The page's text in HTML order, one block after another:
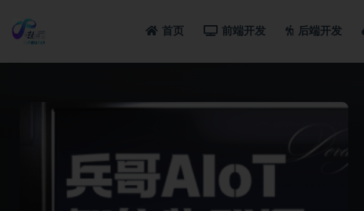
首页 前端开发 后端开发